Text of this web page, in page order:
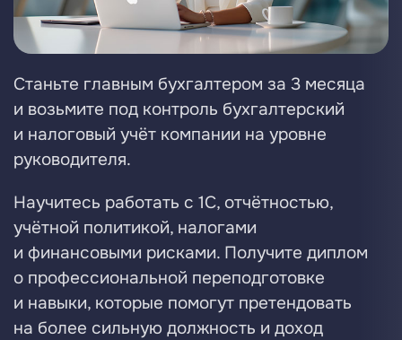
Станьте главным бухгалтером за 3 месяца
и возьмите под контроль бухгалтерский
руководителя.
Научитесь работать с 1С, отчётностью,
учётной политикой, налогами
и финансовыми рисками. Получите диплом
о профессиональной переподготовке